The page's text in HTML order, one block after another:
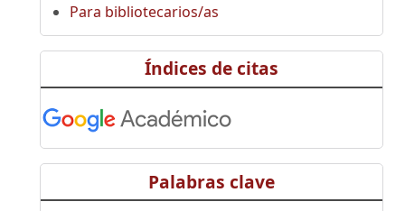
Para bibliotecarios/as
Índices de citas
Palabras clave